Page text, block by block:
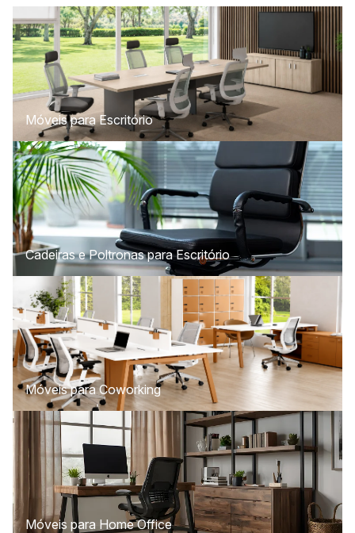
Móveis para Escritório
Cadeiras e Poltronas para Escritório
Móveis para Coworking
Móveis para Home Office